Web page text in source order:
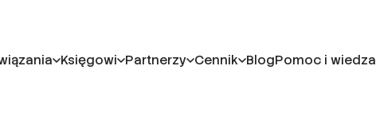
Księgowi Partnerzy Cennik BlogPomoc i wiedza